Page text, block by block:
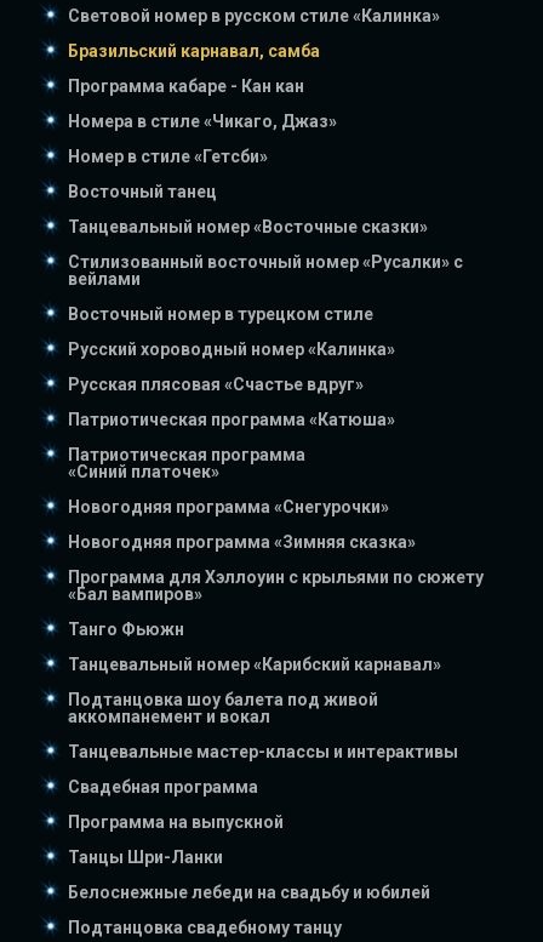
Световой номер в русском стиле «Калинка»
Бразильский карнавал, самба
Программа кабаре - Кан кан
Номера в стиле «Чикаго, Джаз»
Номер в стиле «Гетсби»
Восточный танец
Танцевальный номер «Восточные сказки»
Стилизованный восточный номер «Русалки» с
вейлами
Восточный номер в турецком стиле
Русский хороводный номер «Калинка»
Русская плясовая «Счастье вдруг»
Патриотическая программа «Катюша»
Патриотическая программа
«Синий платочек»
Новогодняя программа «Снегурочки»
Новогодняя программа «Зимняя сказка»
Программа для Хэллоуин с крыльями по сюжету
«Бал вампиров»
Танго Фьюжн
Танцевальный номер «Карибский карнавал»
Подтанцовка шоу балета под живой
аккомпанемент и вокал
Танцевальные мастер-классы и интерактивы
Свадебная программа
Программа на выпускной
Танцы Шри-Ланки
Белоснежные лебеди на свадьбу и юбилей
Подтанцовка свадебному танцу